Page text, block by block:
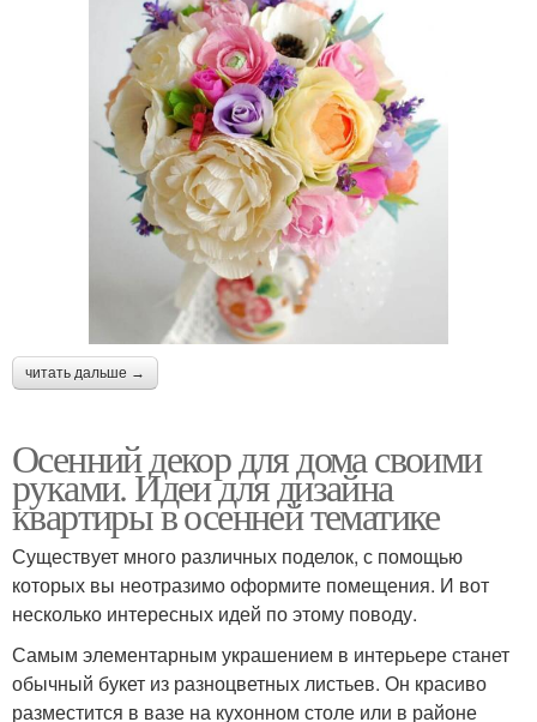
читать дальше →
Осенний декор для дома своими
руками. Идеи для дизайна
квартиры в осенней тематике
Существует много различных поделок, с помощью
которых вы неотразимо оформите помещения. И вот
несколько интересных идей по этому поводу.
Самым элементарным украшением в интерьере станет
обычный букет из разноцветных листьев. Он красиво
разместится в вазе на кухонном столе или в районе